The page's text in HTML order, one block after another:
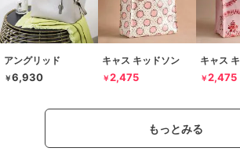
アングリッド
￥6,930
キャス キッドソン
￥2,475
キャス
￥2,475
もっとみる